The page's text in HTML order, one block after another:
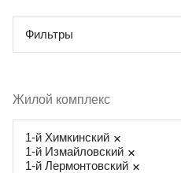
Фильтры
Жилой комплекс
1-й Химкинский
1-й Измайловский
1-й Лермонтовский